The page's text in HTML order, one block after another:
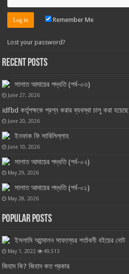
Remember Me
Lost your password?
Recent Posts
সালাত আদায়ের পদ্ধতি (পর্ব-০৩)
June 27, 2026
idfbd কর্তৃপক্ষকে প্রশ্ন করার ব্যবস্থা চালু করা হয়েছে
June 20, 2026
ইনফাক ফি সাবিলিল্লাহ
June 10, 2026
সালাত আদায়ের পদ্ধতি (পর্ব-০২)
May 29, 2026
সালাত আদায়ের পদ্ধতি (পর্ব-০১)
May 28, 2026
Popular Posts
ইসলামি আন্দোলন সাফল্যের শর্তাবলী বইয়ের নোট
May 1, 2022 49,513
জিহাদ কি? জিহাদ কত প্রকার